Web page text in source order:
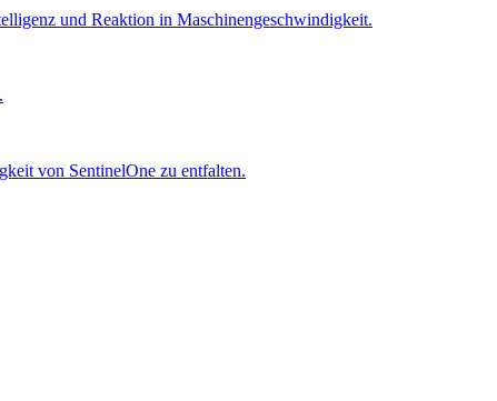
und Reaktion in Maschinen­geschwindigkeit.
von SentinelOne zu entfalten.